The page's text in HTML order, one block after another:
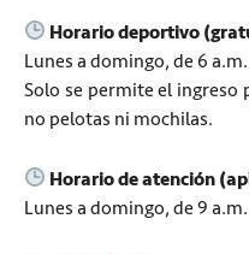
Horario deportivo
Lunes a domingo, de 6
Solo se permite el ingreso
no pelotas ni mochilas.
Horario de atención
Lunes a domingo, de 9